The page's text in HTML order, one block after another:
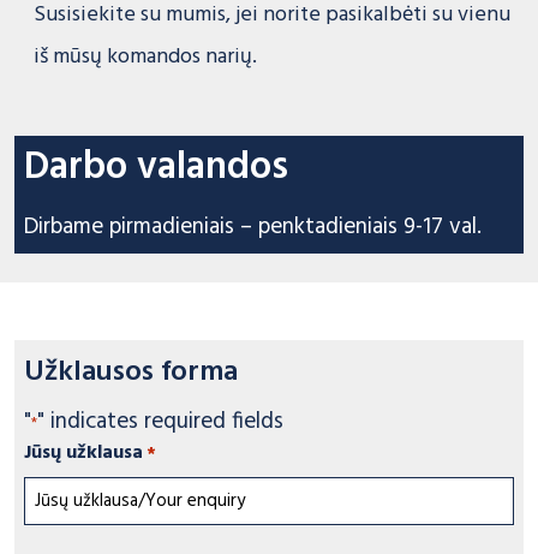
Susisiekite su mumis, jei norite pasikalbėti su vienu
iš mūsų komandos narių.
Darbo valandos
Dirbame pirmadieniais – penktadieniais 9-17 val.
Užklausos forma
"*" indicates required fields
Jūsų užklausa *